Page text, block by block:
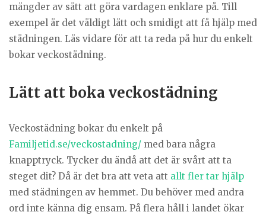
mängder av sätt att göra vardagen enklare på. Till
exempel är det väldigt lätt och smidigt att få hjälp med
städningen. Läs vidare för att ta reda på hur du enkelt
bokar veckostädning.
Lätt att boka veckostädning
Veckostädning bokar du enkelt på
Familjetid.se/veckostadning/ med bara några
knapptryck. Tycker du ändå att det är svårt att ta
steget dit? Då är det bra att veta att allt fler tar hjälp
med städningen av hemmet. Du behöver med andra
ord inte känna dig ensam. På flera håll i landet ökar